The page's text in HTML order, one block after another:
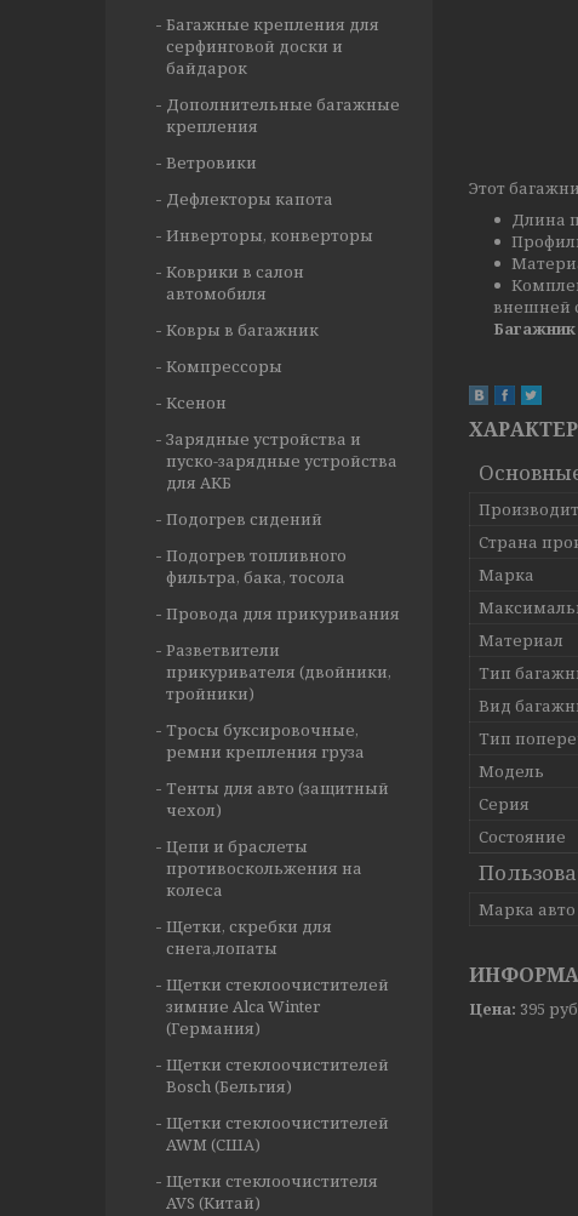
Этот
Длина
внешней
Страна
Марка
Материал
Тип
Вид
Тип
Модель
Серия
Состояние
Марка авто
Цена: 395
Багажные крепления для
серфинговой доски и
байдарок
Дополнительные багажные
крепления
Ветровики
Дефлекторы капота
Инверторы, конверторы
Коврики в салон
автомобиля
Ковры в багажник
Компрессоры
Ксенон
Зарядные устройства и
пуско-зарядные устройства
для АКБ
Подогрев сидений
Подогрев топливного
фильтра, бака, тосола
Провода для прикуривания
Разветвители
прикуривателя (двойники,
тройники)
Тросы буксировочные,
ремни крепления груза
Тенты для авто (защитный
чехол)
Цепи и браслеты
противоскольжения на
колеса
Щетки, скребки для
снега,лопаты
Щетки стеклоочистителей
зимние Alca Winter
(Германия)
Щетки стеклоочистителей
Bosch (Бельгия)
Щетки стеклоочистителей
AWM (США)
Щетки стеклоочистителя
AVS (Китай)